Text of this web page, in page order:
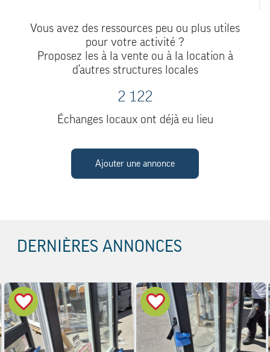
Vous avez des ressources peu ou plus utiles
pour votre activité ?
Proposez les à la vente ou à la location à
d’autres structures locales
2 122
Échanges locaux ont déjà eu lieu
Ajouter une annonce
DERNIÈRES ANNONCES